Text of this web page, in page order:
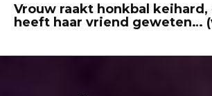
Vrouw raakt honkbal keihard,
heeft haar vriend geweten…